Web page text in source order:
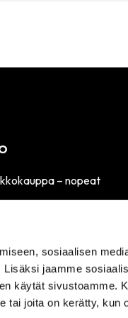
sosiaalisen
jaamme
käytät sivustoamme.
tai joita on kerätty, kun
– nopeat